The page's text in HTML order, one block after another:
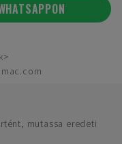
mutassa eredeti